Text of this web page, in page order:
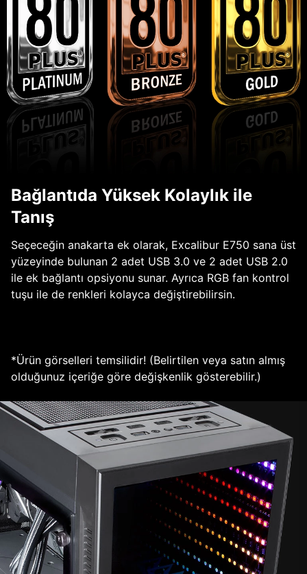
Bağlantıda Yüksek Kolaylık ile
Tanış
Seçeceğin anakarta ek olarak, Excalibur E750 sana üst
yüzeyinde bulunan 2 adet USB 3.0 ve 2 adet USB 2.0
ile ek bağlantı opsiyonu sunar. Ayrıca RGB fan kontrol
tuşu ile de renkleri kolayca değiştirebilirsin.
*Ürün görselleri temsilidir! (Belirtilen veya satın almış
olduğunuz içeriğe göre değişkenlik gösterebilir.)